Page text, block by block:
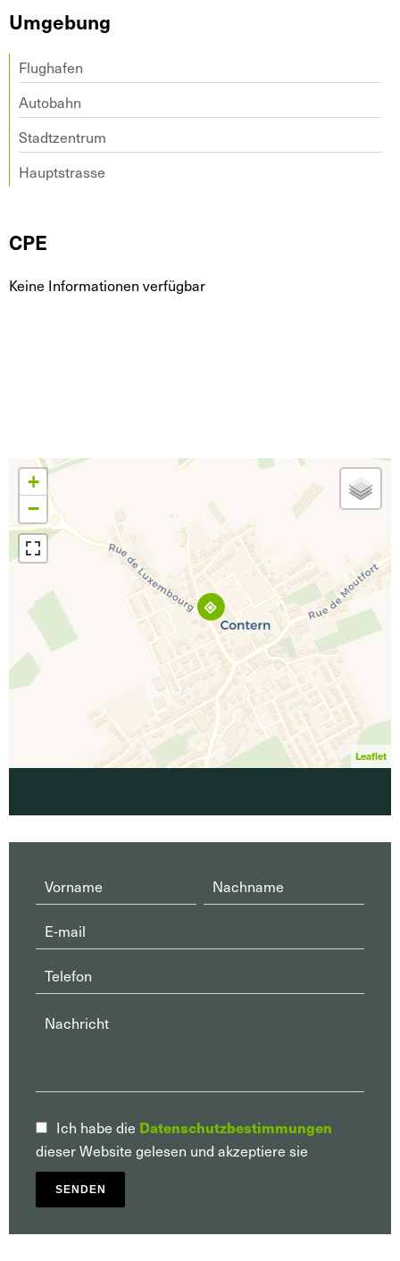
Umgebung
Flughafen
Autobahn
Stadtzentrum
Hauptstrasse
CPE
Keine Informationen verfügbar
+
−
Leaflet
Ich habe die Datenschutzbestimmungen
dieser Website gelesen und akzeptiere sie
SENDEN